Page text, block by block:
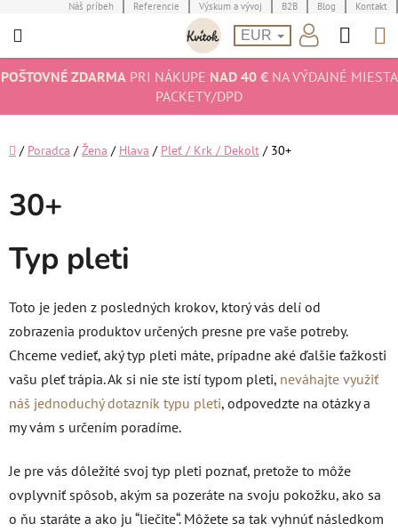
na
Náš príbeh Referencie Výskum a vývoj B2B Blog Kontakt
EUR
POŠTOVNÉ ZDARMAPRI NÁKUPE NAD 40 €NA VÝDAJNÉ MIESTA
PACKETY/DPD
Domov
/ Poradca / Žena / Hlava / Pleť / Krk / Dekolt / 30+
30+
Typ pleti
Toto je jeden z posledných krokov, ktorý vás delí od
zobrazenia produktov určených presne pre vaše potreby.
Chceme vedieť, aký typ pleti máte, prípadne aké ďalšie ťažkosti
vašu pleť trápia. Ak si nie ste istí typom pleti, neváhajte využiť
náš jednoduchý dotazník typu pleti, odpovedzte na otázky a
my vám s určením poradíme.
Je pre vás dôležité svoj typ pleti poznať, pretože to môže
ovplyvniť spôsob, akým sa pozeráte na svoju pokožku, ako sa
o ňu staráte a ako ju “liečite“. Môžete sa tak vyhnúť následkom